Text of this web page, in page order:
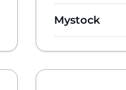
Mystock